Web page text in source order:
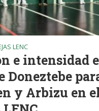
LENC
e intensidad
Doneztebe
y Arbizu en